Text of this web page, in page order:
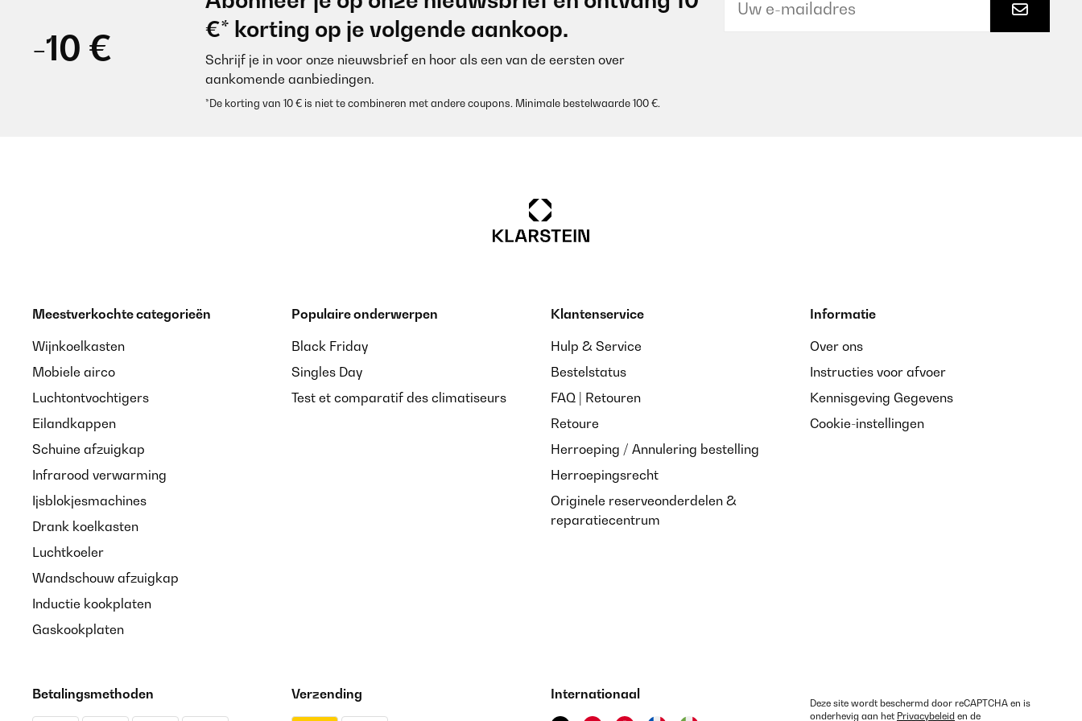
-10 €
€* korting op je volgende aankoop.
Schrijf je in voor onze nieuwsbrief en hoor als een van de eersten over
aankomende aanbiedingen.
*De korting van 10 € is niet te combineren met andere coupons. Minimale bestelwaarde 100 €.
Meestverkochte categorieën
Wijnkoelkasten
Mobiele airco
Luchtontvochtigers
Eilandkappen
Schuine afzuigkap
Infrarood verwarming
Ijsblokjesmachines
Drank koelkasten
Luchtkoeler
Wandschouw afzuigkap
Inductie kookplaten
Gaskookplaten
Populaire onderwerpen
Black Friday
Singles Day
Test et comparatif des climatiseurs
Klantenservice
Hulp & Service
Bestelstatus
FAQ | Retouren
Retoure
Herroeping / Annulering bestelling
Herroepingsrecht
Originele reserveonderdelen &
reparatiecentrum
Informatie
Over ons
Instructies voor afvoer
Kennisgeving Gegevens
Cookie-instellingen
Betalingsmethoden Verzending Internationaal
Deze site wordt beschermd door reCAPTCHA en is
onderhevig aan het Privacybeleid en de